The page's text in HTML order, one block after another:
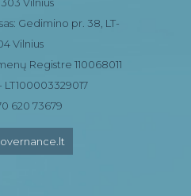
Gedimino pr. 38, LT-
Vilnius
Registre 110068011
LT100003329017
620 73679